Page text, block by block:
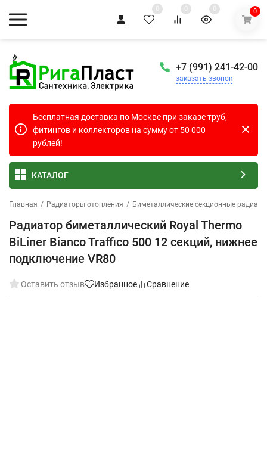
0 0 0 0
+7 (991) 241-42-00
заказать звонок
Бесплатная доставка по Москве при заказе труб,
фитингов и коллекторов на сумму от 50 000
рублей!
КАТАЛОГ
Главная / Радиаторы отопления / Биметаллические секционные
Радиатор биметаллический Royal Thermo
BiLiner Bianco Traffico 500 12 секций, нижнее
подключение VR80
Оставить отзыв Избранное Сравнение